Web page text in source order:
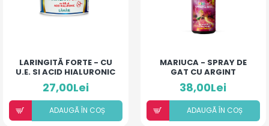
LARINGITĂ FORTE - CU
U.E. SI ACID HIALURONIC
(LĂMÂIE)
27,00Lei
ADAUGÃ ÎN COȘ
MARIUCA - SPRAY DE
GAT CU ARGINT
COLOIDAL SI
ANTIBIOTIC - COMPLEX
- 10 ML
38,00Lei
ADAUGÃ ÎN COȘ